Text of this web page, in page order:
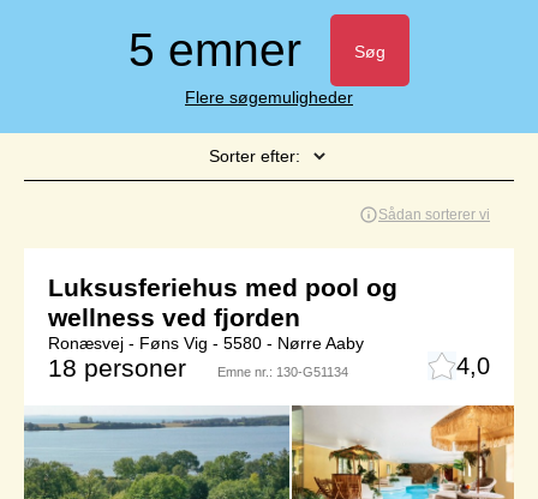
5 emner Søg
Flere søgemuligheder
Sorter efter:
Sådan sorterer vi
Luksusferiehus med pool og
wellness ved fjorden
Ronæsvej - Føns Vig - 5580 - Nørre Aaby
18 personer Emne nr.: 130-G51134 4,0